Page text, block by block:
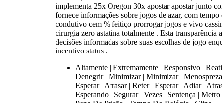
implementa 25x Oregon 30x apostar apostar junto
fornece informações sobre jogos de azar, com
condutivo cem % feitiço prorrogar jogos e vivo
cirurgia zero astatina totalmente . Esta transparência
decisões informadas sobre suas escolhas de jogo
incentivo status .
Altamente | Extremamente | Responsivo |
Denegrir | Minimizar | Minimizar |
Esperar | Atrasar | Reter | Esperar | Adiar |
Esperando | Segurar | Vezes | Sentença |